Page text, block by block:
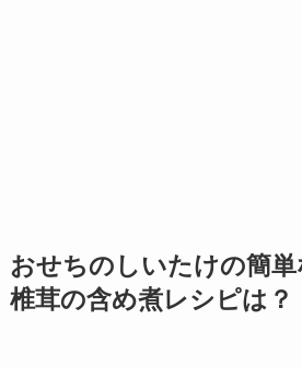
おせちのしいたけの簡
椎茸の含め煮レシピは？